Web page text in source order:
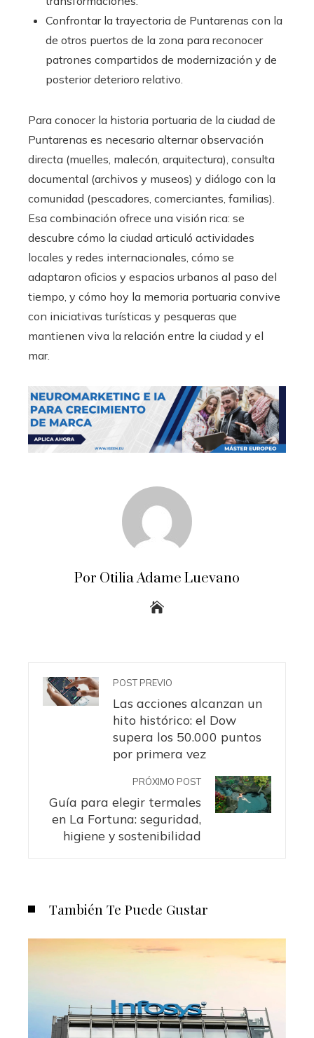
Confrontar la trayectoria de Puntarenas con la
de otros puertos de la zona para reconocer
patrones compartidos de modernización y de
posterior deterioro relativo.
Para conocer la historia portuaria de la ciudad de
Puntarenas es necesario alternar observación
directa (muelles, malecón, arquitectura), consulta
documental (archivos y museos) y diálogo con la
comunidad (pescadores, comerciantes, familias).
Esa combinación ofrece una visión rica: se
descubre cómo la ciudad articuló actividades
locales y redes internacionales, cómo se
adaptaron oficios y espacios urbanos al paso del
tiempo, y cómo hoy la memoria portuaria convive
con iniciativas turísticas y pesqueras que
mantienen viva la relación entre la ciudad y el
mar.
Por Otilia Adame Luevano
POST PREVIO
Las acciones alcanzan un
hito histórico: el Dow
supera los 50.000 puntos
por primera vez
PRÓXIMO POST
Guía para elegir termales
en La Fortuna: seguridad,
higiene y sostenibilidad
También Te Puede Gustar